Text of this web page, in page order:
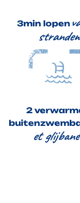
3min lopen
stranden
2
et